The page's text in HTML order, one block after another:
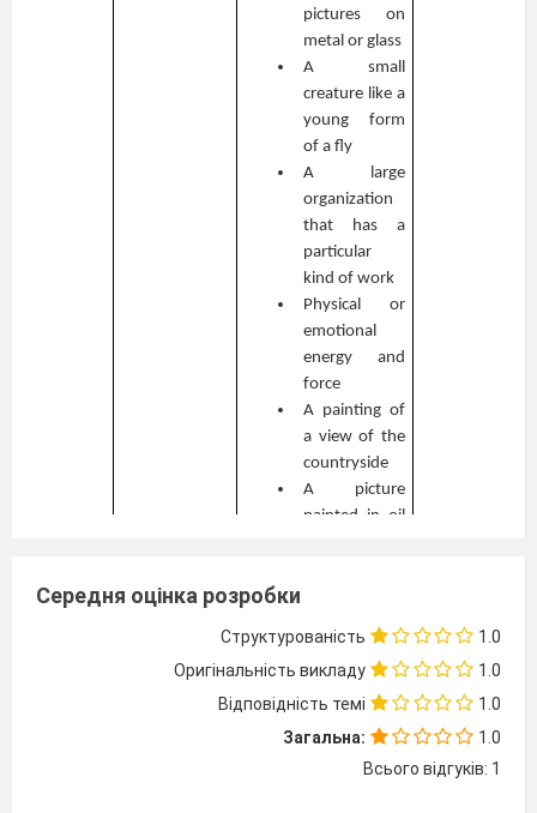
pictures on
metal or glass
A small
creature like a
young form
of a fly
A large
organization
that has a
particular
kind of work
Physical or
emotional
energy and
force
A painting of
a view of the
countryside
A picture
painted in oil
Belonging to
the present
time
To express an
Середня оцінка розробки
Структурованість
1.0
Оригінальність викладу
1.0
Відповідність темі
1.0
Загальна:
1.0
Всього відгуків: 1